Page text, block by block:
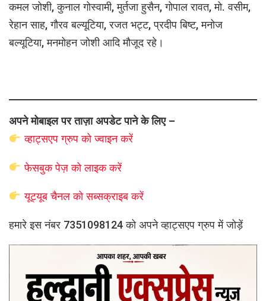
कमल जोशी, कुनाल गोस्वामी, मुर्तजा हुसैन, गोपाल रावत, मो. वसीम,
रेहान साह, गौरव बल्यूटिया, रजत भट्ट, प्रदीप बिष्ट, मनोज
बल्यूटिया, मनमोहन जोशी आदि मौजूद रहे।
अपने मोबाइल पर ताज़ा अपडेट पाने के लिए –
व्हाट्सएपग्रुप कोज्वाइन करें
फेसबुक पेज़ को लाइक करें
यूट्यूब चैनल को सब्सक्राइब करें
हमारे इस नंबर 7351098124 को अपने व्हाट्सएप ग्रुप में जोड़ें